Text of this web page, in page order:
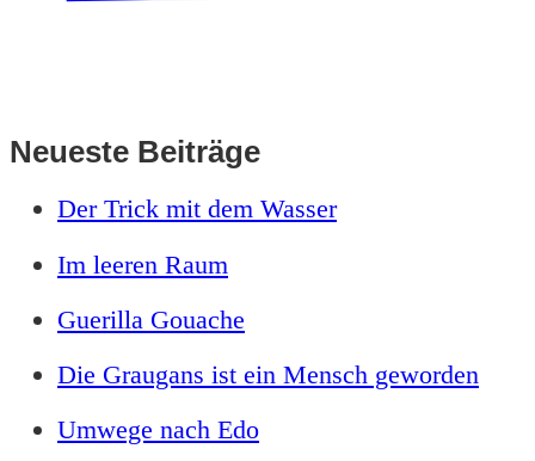
Neueste Beiträge
Der Trick mit dem Wasser
Im leeren Raum
Guerilla Gouache
Die Graugans ist ein Mensch geworden
Umwege nach Edo